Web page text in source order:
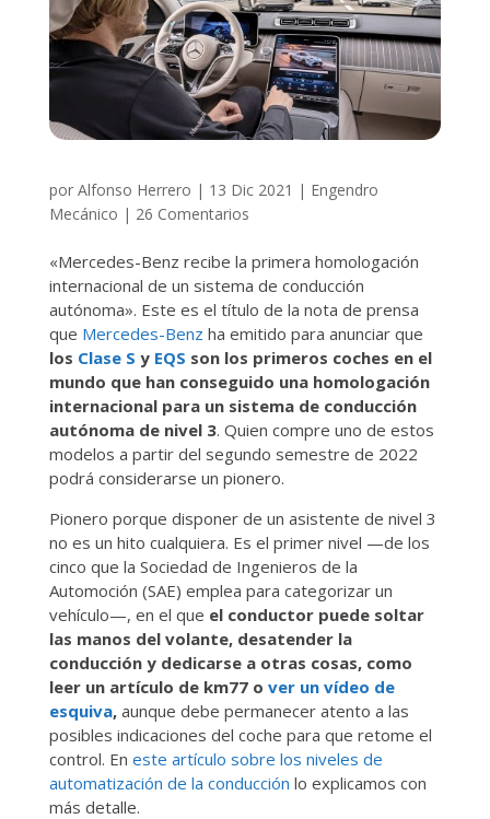
por Alfonso Herrero | 13 Dic 2021 | Engendro
Mecánico | 26 Comentarios
«Mercedes-Benz recibe la primera homologación
internacional de un sistema de conducción
autónoma». Este es el título de la nota de prensa
que Mercedes-Benz ha emitido para anunciar que
los Clase S y EQS son los primeros coches en el
mundo que han conseguido una homologación
internacional para un sistema de conducción
autónoma de nivel 3. Quien compre uno de estos
modelos a partir del segundo semestre de 2022
podrá considerarse un pionero.
Pionero porque disponer de un asistente de nivel 3
no es un hito cualquiera. Es el primer nivel —de los
cinco que la Sociedad de Ingenieros de la
Automoción (SAE) emplea para categorizar un
vehículo—, en el que el conductor puede soltar
las manos del volante, desatender la
conducción y dedicarse a otras cosas, como
leer un artículo de km77 o ver un vídeo de
esquiva,aunque debe permanecer atento a las
posibles indicaciones del coche para que retome el
control. En este artículo sobre los niveles de
automatización de la conducción lo explicamos con
más detalle.